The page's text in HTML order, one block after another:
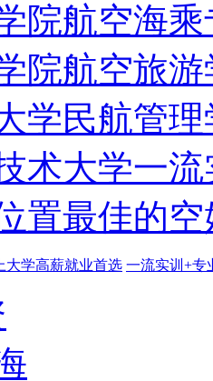
院航空海乘
院航空旅游
学民航管理
术大学一流
置最佳的
大学高薪就业首选 一流实训+专